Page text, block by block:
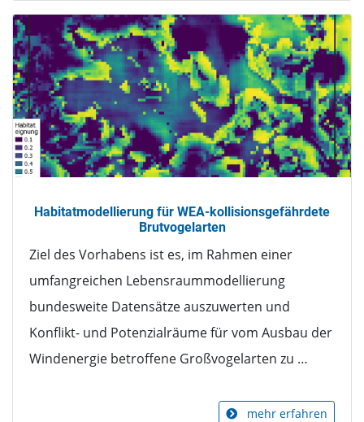
Habitatmodellierung für WEA-kollisionsgefährdete
Brutvogelarten
Ziel des Vorhabens ist es, im Rahmen einer
umfangreichen Lebensraummodellierung
bundesweite Datensätze auszuwerten und
Konflikt- und Potenzialräume für vom Ausbau der
Windenergie betroffene Großvogelarten zu …
mehr erfahren